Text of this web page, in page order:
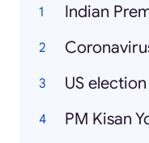
Indian
US
PM Kisan